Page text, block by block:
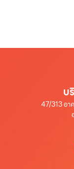
บ
47/313 อา